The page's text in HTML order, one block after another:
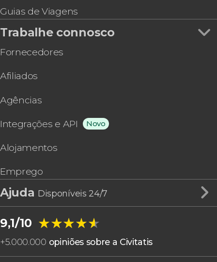
Guias de Viagens
Trabalhe connosco
Fornecedores
Afiliados
Agências
Integrações e API Novo
Alojamentos
Emprego
Ajuda Disponíveis 24/7
9,1/10 ★★★★★
★★★★★
+5.000.000 opiniões sobre a Civitatis